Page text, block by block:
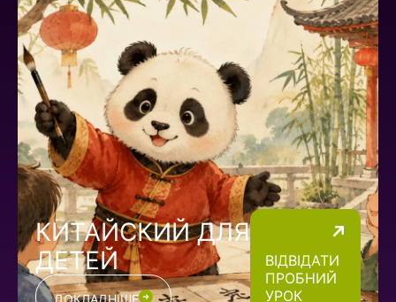
КИТАЙСКИЙ ДЛЯ
ДЕТЕЙ
ДОКЛАДНІШЕ
ВІДВІДАТИ
ПРОБНИЙ
УРОК